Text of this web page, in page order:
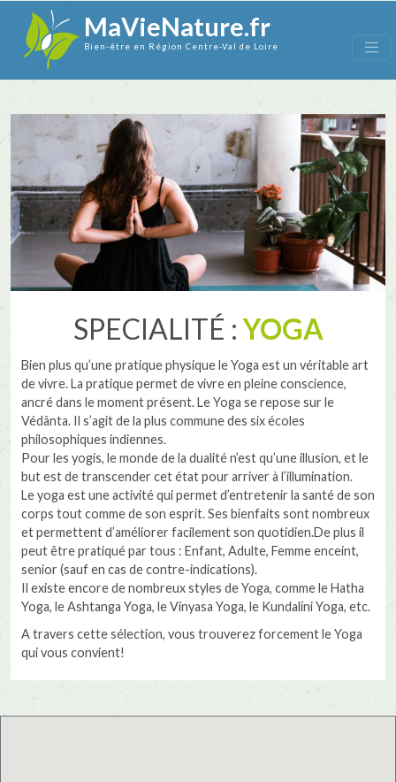
MaVieNature.fr
Bien-être en Région Centre-Val de Loire
SPECIALITÉ :YOGA
Bien plus qu’une pratique physique le Yoga est un véritable art
de vivre. La pratique permet de vivre en pleine conscience,
ancré dans le moment présent. Le Yoga se repose sur le
Védânta. Il s’agit de la plus commune des six écoles
philosophiques indiennes.
Pour les yogis, le monde de la dualité n’est qu’une illusion, et le
but est de transcender cet état pour arriver à l’illumination.
Le yoga est une activité qui permet d’entretenir la santé de son
corps tout comme de son esprit. Ses bienfaits sont nombreux
et permettent d’améliorer facilement son quotidien.De plus il
peut être pratiqué par tous : Enfant, Adulte, Femme enceint,
senior (sauf en cas de contre-indications).
Il existe encore de nombreux styles de Yoga, comme le Hatha
Yoga, le Ashtanga Yoga, le Vinyasa Yoga, le Kundalini Yoga, etc.
A travers cette sélection, vous trouverez forcement le Yoga
qui vous convient!